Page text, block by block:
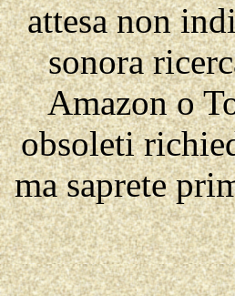
attesa non
sonora
Amazon o
obsoleti
ma saprete